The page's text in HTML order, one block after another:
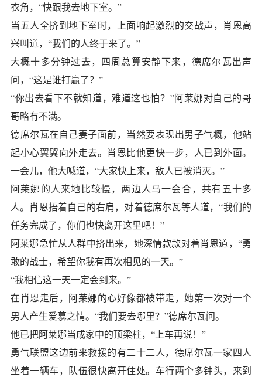
衣角，“快跟我去地下室。”
当五人全挤到地下室时，上面响起激烈的交战声，肖恩高
兴叫道，“我们的人终于来了。”
大概十多分钟过去，四周总算安静下来，德席尔瓦出声
问，“这是谁打赢了？”
“你出去看下不就知道，难道这也怕？”阿莱娜对自己的哥
哥略有不满。
德席尔瓦在自己妻子面前，当然要表现出男子气概，他站
起小心翼翼向外走去。肖恩比他更快一步，人已到外面。
一会儿，他大喊道，“大家快上来，敌人已被消灭。”
阿莱娜的人来地比较慢，两边人马一会合，共有五十多
人。肖恩捂着自己的右肩，对着德席尔瓦等人道，“我们的
任务完成了，你们也快离开这里吧！”
阿莱娜急忙从人群中挤出来，她深情款款对着肖恩道，“勇
敢的战士，希望你我有再次相见的一天。”
“我相信这一天一定会到来。”
在肖恩走后，阿莱娜的心好像都被带走，她第一次对一个
男人产生爱慕之情。“我们要去哪里？”德席尔瓦问。
他已把阿莱娜当成家中的顶梁柱，“上车再说！”
勇气联盟这边前来救援的有二十二人，德席尔瓦一家四人
坐着一辆车，队伍很快离开住处。车行两个多钟头，来到